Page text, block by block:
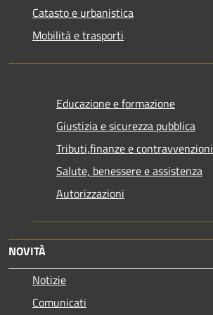
Catasto e urbanistica
Mobilità e trasporti
Educazione e formazione
Giustizia e sicurezza pubblica
Tributi,finanze e contravvenzioni
Salute, benessere e assistenza
Autorizzazioni
NOVITÀ
Notizie
Comunicati